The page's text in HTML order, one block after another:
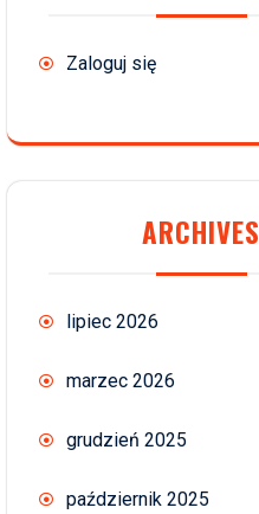
Zaloguj się
ARCHIVES
lipiec 2026
marzec 2026
grudzień 2025
październik 2025